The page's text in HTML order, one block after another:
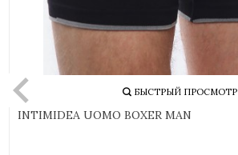
БЫСТРЫЙ ПРОСМОТР
INTIMIDEA UOMO BOXER MAN